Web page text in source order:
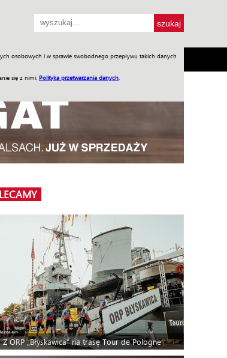
osobowych i w sprawie swobodnego przepływu takich danych
się z nimi: Polityka przetwarzania danych
Jednodniówki Praca w WIW
Z ORP „Błyskawica” na trasę Tour de Pologne